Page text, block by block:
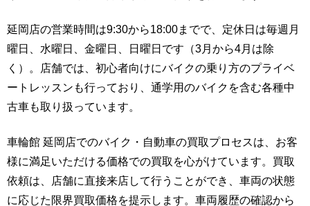
延岡店の営業時間は9:30から18:00までで、定休日は毎週月
曜日、水曜日、金曜日、日曜日です（3月から4月は除
く）。店舗では、初心者向けにバイクの乗り方のプライベ
ートレッスンも行っており、通学用のバイクを含む各種中
古車も取り扱っています。
車輪館 延岡店でのバイク・自動車の買取プロセスは、お客
様に満足いただける価格での買取を心がけています。買取
依頼は、店舗に直接来店して行うことができ、車両の状態
に応じた限界買取価格を提示します。車両履歴の確認から